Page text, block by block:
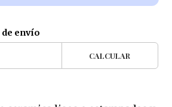
envío
CALCULAR